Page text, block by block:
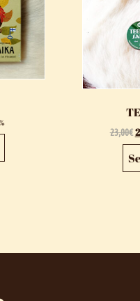
23,00€